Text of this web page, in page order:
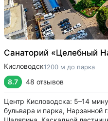
Санаторий «Целебный
Кисловодск1200 м до парка
8.7 48 отзывов
Центр Кисловодска: 5–14
бульвара и парка, Нарзанной